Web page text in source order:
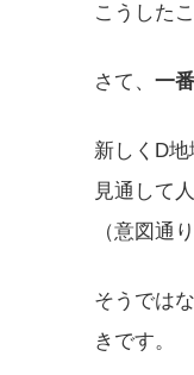
こうした
さて、 一
新しくD
見通して
（意図通
そうでは
きです。